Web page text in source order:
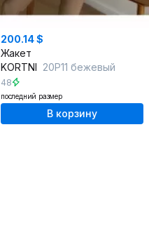
200.14 $
Жакет
KORTNI 20Р11 бежевый
48
последний размер
В корзину